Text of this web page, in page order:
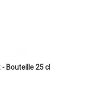
Bouteille 25 cl